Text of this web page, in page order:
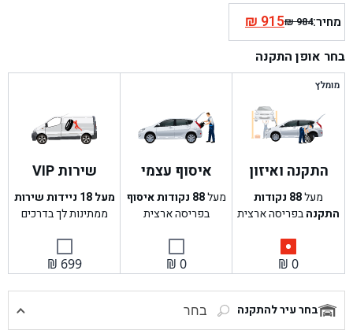
מחיר: ₪984
המחיר
המקורי
היה:
₪915המחיר
הנוכחי
הוא:
בחר אופן התקנה
מומלץ
התקנה ואיזון
מעל88 נקודות
התקנהבפריסה ארצית
₪ 0
איסוף עצמי
מעל88 נקודות איסוף
בפריסה ארצית
₪ 0
שירות VIP
מעל 18 ניידות שירות
ממתינות לך בדרכים
₪ 699
בחר עיר להתקנה בחר